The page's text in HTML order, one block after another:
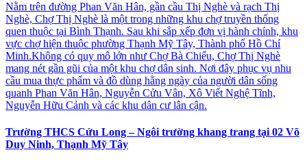
Nằm trên đường Phan Văn Hân, gần cầu Thị Nghè và rạch Thị
Nghè, Chợ Thị Nghè là một trong những khu chợ truyền thống
quen thuộc tại Bình Thạnh. Sau khi sắp xếp đơn vị hành chính, khu
vực chợ hiện thuộc phường Thạnh Mỹ Tây, Thành phố Hồ Chí
Minh.Không có quy mô lớn như Chợ Bà Chiểu, Chợ Thị Nghè
mang nét gần gũi của một khu chợ dân sinh. Nơi đây phục vụ nhu
cầu mua thực phẩm và đồ dùng hằng ngày của người dân sống
quanh Phan Văn Hân, Nguyễn Cửu Vân, Xô Viết Nghệ Tĩnh,
Nguyễn Hữu Cảnh và các khu dân cư lân cận.
Trường THCS Cửu Long – Ngôi trường khang trang tại 02 Võ
Duy Ninh, Thạnh Mỹ Tây